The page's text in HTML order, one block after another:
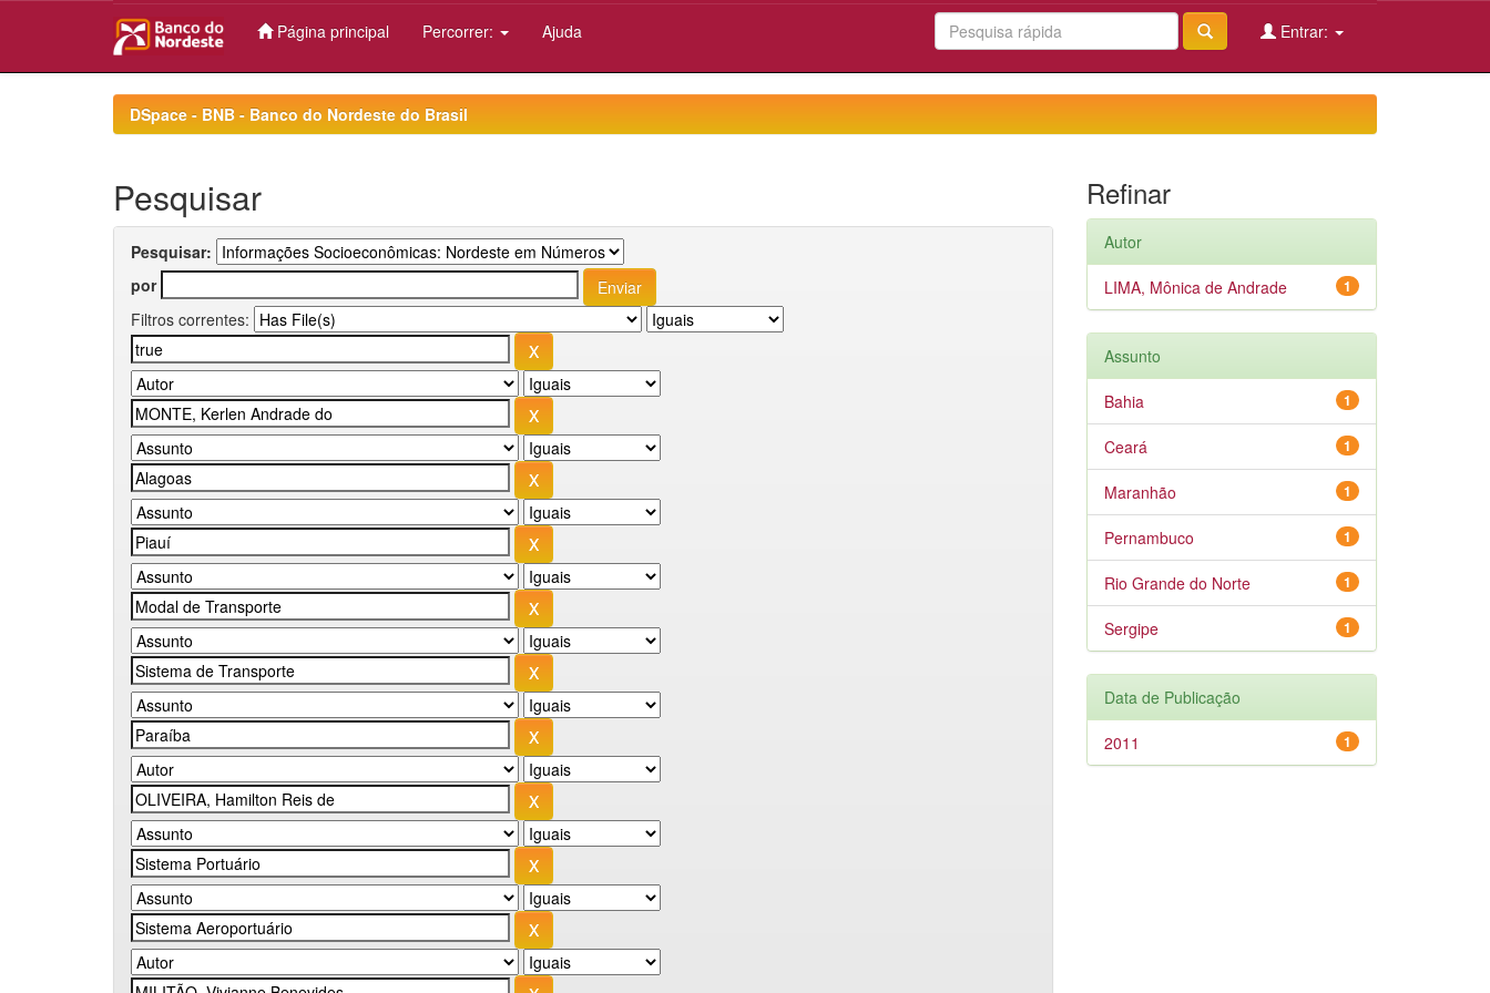
Página principal Percorrer: Ajuda Entrar:
DSpace - BNB - Banco do Nordeste do Brasil
Pesquisar
Pesquisar:
por
Filtros correntes:
Refinar
Autor
1
LIMA, Mônica de Andrade
Assunto
1
Bahia
1
Ceará
1
Maranhão
1
Pernambuco
1
Rio Grande do Norte
1
Sergipe
Data de Publicação
1
2011